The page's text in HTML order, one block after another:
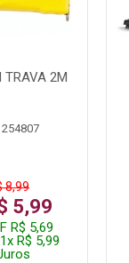
TRAVA 2M
8,99
5,99
R$ 5,69
R$ 5,99